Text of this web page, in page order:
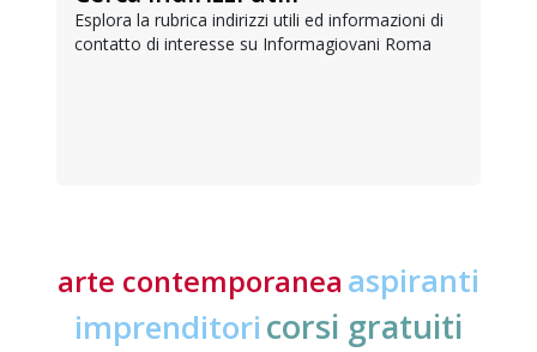
Esplora la rubrica indirizzi utili ed informazioni di
contatto di interesse su Informagiovani Roma
arte contemporanea aspiranti
imprenditori corsi gratuiti